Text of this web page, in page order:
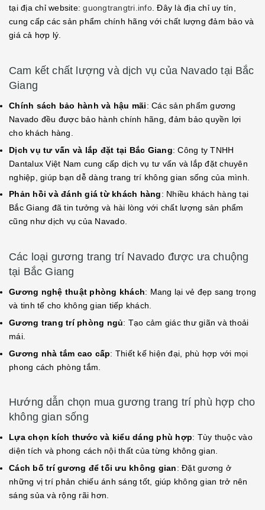
tại địa chỉ website:guongtrangtri.info. Đây là địa chỉ uy tín,
cung cấp các sản phẩm chính hãng với chất lượng đảm bảo và
giá cả hợp lý.
Cam kết chất lượng và dịch vụ của Navado tại Bắc
Giang
Chính sách bảo hành và hậu mãi: Các sản phẩm gương
Navado đều được bảo hành chính hãng, đảm bảo quyền lợi
cho khách hàng.
Dịch vụ tư vấn và lắp đặt tại Bắc Giang: Công ty TNHH
Dantalux Việt Nam cung cấp dịch vụ tư vấn và lắp đặt chuyên
nghiệp, giúp bạn dễ dàng trang trí không gian sống của mình.
Phản hồi và đánh giá từ khách hàng: Nhiều khách hàng tại
Bắc Giang đã tin tưởng và hài lòng với chất lượng sản phẩm
cũng như dịch vụ của Navado.
Các loại gương trang trí Navado được ưa chuộng
tại Bắc Giang
Gương nghệ thuật phòng khách: Mang lại vẻ đẹp sang trọng
và tinh tế cho không gian tiếp khách.
Gương trang trí phòng ngủ: Tạo cảm giác thư giãn và thoải
mái.
Gương nhà tắm cao cấp: Thiết kế hiện đại, phù hợp với mọi
phong cách phòng tắm.
Hướng dẫn chọn mua gương trang trí phù hợp cho
không gian sống
Lựa chọn kích thước và kiểu dáng phù hợp: Tùy thuộc vào
diện tích và phong cách nội thất của từng không gian.
Cách bố trí gương để tối ưu không gian: Đặt gương ở
những vị trí phản chiếu ánh sáng tốt, giúp không gian trở nên
sáng sủa và rộng rãi hơn.